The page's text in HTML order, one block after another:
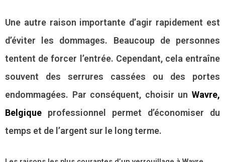
Une autre raison importante d’agir rapidement est
d’éviter les dommages. Beaucoup de personnes
tentent de forcer l’entrée. Cependant, cela entraîne
souvent des serrures cassées ou des portes
endommagées. Par conséquent, choisir un Wavre,
Belgique professionnel permet d’économiser du
temps et de l’argent sur le long terme.